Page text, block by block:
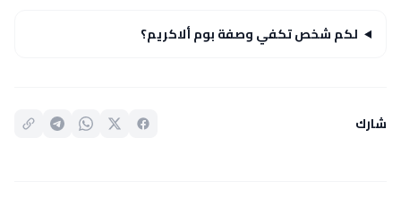
لكم شخص تكفي وصفة بوم ألاكريم؟
شارك